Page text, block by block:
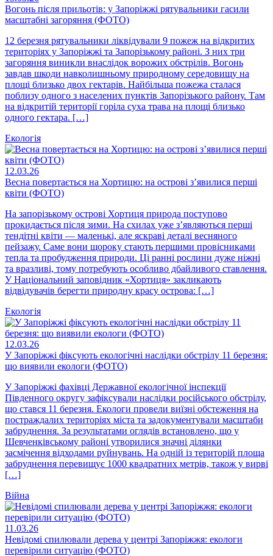
Вогонь після прильотів: у Запоріжжі рятувальники гасили
масштабні загоряння (ФОТО)
12 березня рятувальники ліквідували 9 пожеж на відкритих
територіях у Запоріжжі та Запорізькому районі. З них три
загоряння виникли внаслідок ворожих обстрілів. Вогонь
завдав шкоди навколишньому природному середовищу на
площі близько двох гектарів. Найбільша пожежа сталася
поблизу одного з населених пунктів Запорізького району. Там
на відкритій території горіла суха трава на площі близько
одного гектара. […]
Екологія
12.03.26
Весна повертається на Хортицю: на острові з’явилися перші
квіти (ФОТО)
На запорізькому острові Хортиця природа поступово
прокидається після зими. На схилах уже з’являються перші
тендітні квіти — маленькі, але яскраві деталі весняного
пейзажу. Саме вони щороку стають першими провісниками
тепла та пробудження природи. Ці ранні рослини дуже ніжні
та вразливі, тому потребують особливо дбайливого ставлення.
У Національний заповідник «Хортиця» закликають
відвідувачів берегти природну красу острова: […]
Екологія
12.03.26
У Запоріжжі фіксують екологічні наслідки обстрілу 11 березня:
що виявили екологи (ФОТО)
У Запоріжжі фахівці Державної екологічної інспекції
Південного округу зафіксували наслідки російського обстрілу,
що стався 11 березня. Екологи провели виїзні обстеження на
постраждалих територіях міста та задокументували масштаби
забруднення. За результатами оглядів встановлено, що у
Шевченківському районі утворилися значні ділянки
засмічення відходами руйнувань. На одній із територій площа
забруднення перевищує 1000 квадратних метрів, також у вирві
[…]
Війна
11.03.26
Невідомі спилювали дерева у центрі Запоріжжя: екологи
перевірили ситуацію (ФОТО)